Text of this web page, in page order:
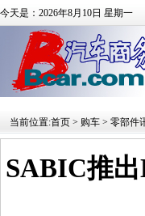
今天是：2026年8月10日 星期一
当前位置:首页 > 购车 > 零部件
SABIC推